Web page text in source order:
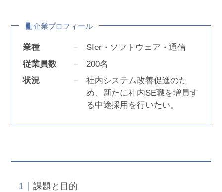
企業プロフィール
業種
SIer・ソフトウェア・通信
従業員数
200名
状況
社内システム改善促進のた
め、新たに社内SE職を増員す
る中途採用を行いたい。
課題と目的